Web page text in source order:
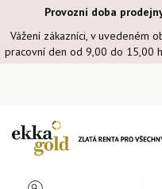
Provozní doba
Vážení zákazníci, v uvedeném
pracovní den od 9,00 do 15,00